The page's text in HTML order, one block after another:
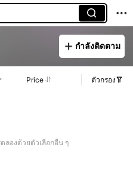
กำลังติดตาม
Price ตัวกรอง
ลองด้วยตัวเลือกอื่น ๆ